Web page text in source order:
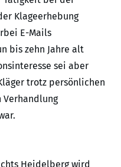
Klageerhebung
E-Mails
bis zehn Jahre alt
sei aber
trotz persönlichen
Verhandlung
Heidelberg wird